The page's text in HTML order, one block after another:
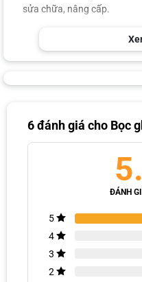
sửa chữa, nâng cấp.
Chủ xe có nhu cầu thay bọc
lòng để lại thông tin liên hệ
thất xe mà còn tăng tính
thoải mái cho người sử dụng.
ghế ô tô Hyundai Avante
dạng chất liệu, màu sắc và
6 đánh giá cho Bọc
ĐÁNH
5
4
3
2